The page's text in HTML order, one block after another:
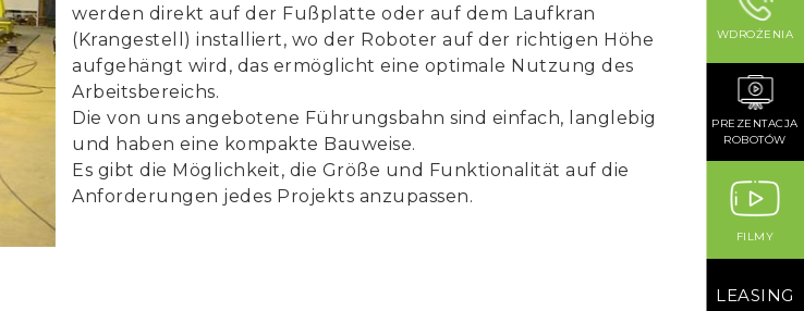
werden direkt auf der Fußplatte oder auf dem Laufkran
(Krangestell) installiert, wo der Roboter auf der richtigen Höhe
aufgehängt wird, das ermöglicht eine optimale Nutzung des
Arbeitsbereichs.
Die von uns angebotene Führungsbahn sind einfach, langlebig
und haben eine kompakte Bauweise.
Es gibt die Möglichkeit, die Größe und Funktionalität auf die
Anforderungen jedes Projekts anzupassen.
WDROŻENIA
PREZENTACJA
ROBOTÓW
FILMY
LEASING